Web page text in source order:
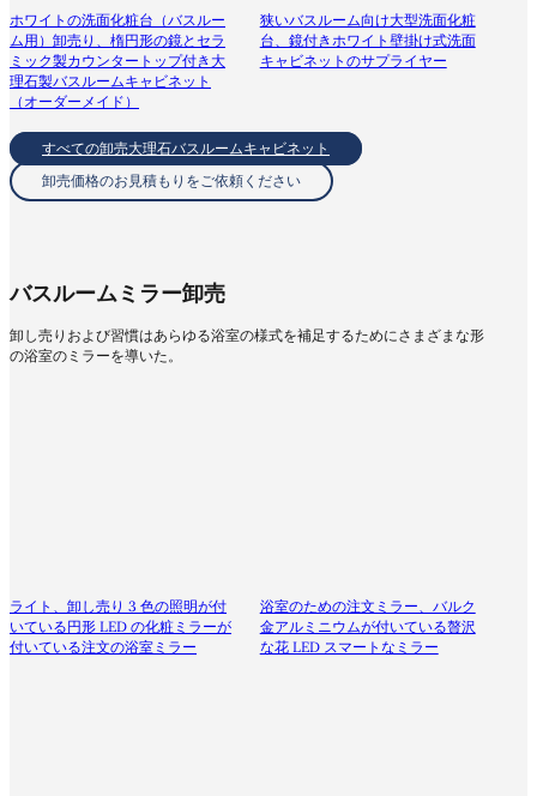
ホワイトの洗面化粧台（バスルー
ム用）卸売り、楕円形の鏡とセラ
ミック製カウンタートップ付き大
理石製バスルームキャビネット
（オーダーメイド）
狭いバスルーム向け大型洗面化粧
台、鏡付きホワイト壁掛け式洗面
キャビネットのサプライヤー
すべての卸売大理石バスルームキャビネット
卸売価格のお見積もりをご依頼ください
バスルームミラー卸売
卸し売りおよび習慣はあらゆる浴室の様式を補足するためにさまざまな形
の浴室のミラーを導いた。
ライト、卸し売り 3 色の照明が付
いている円形 LED の化粧ミラーが
付いている注文の浴室ミラー
浴室のための注文ミラー、バルク
金アルミニウムが付いている贅沢
な花 LED スマートなミラー